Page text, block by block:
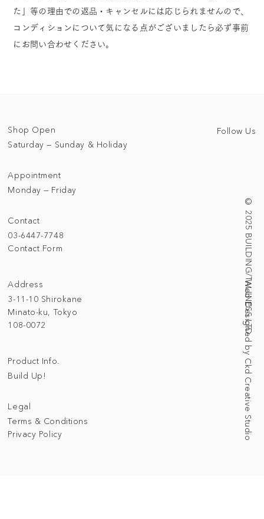
た」等の理由での返品・キャンセルには応じられませんので、
コンディションについて気になる点がございましたら必ず事前
にお問い合わせください。
Address
3-11-10 Shirokane
Minato-ku, Tokyo
108-0072
© 2025 BUILDING/TALLNESS LTD.
Web Designed by Ckd Creative Studio
Contact
03-6447-7748
Contact Form
Shop Open
Saturday — Sunday & Holiday
Appointment
Monday — Friday
Legal
Terms & Conditions
Privacy Policy
Product Info.
Build Up!
Follow Us